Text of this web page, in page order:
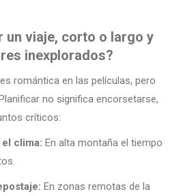
un viaje, corto o largo y
inexplorados?
romántica en las películas, pero
no significa encorsetarse,
críticos:
clima: En alta montaña el tiempo
En zonas remotas de la